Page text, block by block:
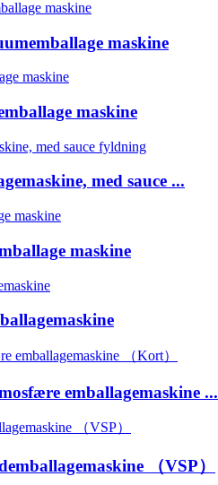
maskine
maskine
med sauce ...
maskine
emballagemaskine ...
（VSP）